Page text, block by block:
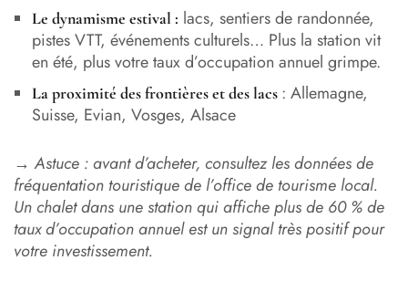
Le dynamisme estival : lacs, sentiers de randonnée,
pistes VTT, événements culturels… Plus la station vit
en été, plus votre taux d’occupation annuel grimpe.
La proximité des frontières et des lacs : Allemagne,
Suisse, Evian, Vosges, Alsace
→Astuce : avant d’acheter, consultez les données de
fréquentation touristique de l’office de tourisme local.
Un chalet dans une station qui affiche plus de 60 % de
taux d’occupation annuel est un signal très positif pour
votre investissement.